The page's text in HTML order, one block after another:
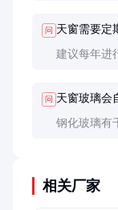
问 天窗需要定
建议每年进
问 天窗玻璃会
钢化玻璃有
相关厂家